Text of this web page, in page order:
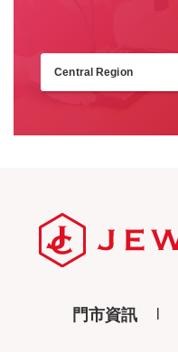
Central Region
門市資訊